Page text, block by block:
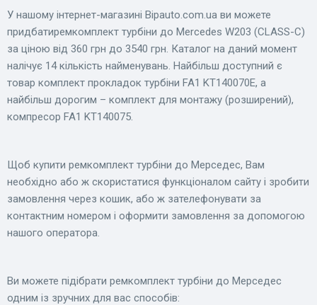
У нашому інтернет-магазині Bіpauto.com.ua ви можете
придбатиремкомплект турбіни до Mercedes W203 (CLASS-C)
за ціною від 360 грн до 3540 грн. Каталог на даний момент
налічує 14 кількість найменувань. Найбільш доступний є
товар комплект прокладок турбіни FA1 KT140070E, а
найбільш дорогим – комплект для монтажу (розширений),
компресор FA1 KT140075.
Щоб купити ремкомплект турбіни до Мерседес, Вам
необхідно або ж скористатися функціоналом сайту і зробити
замовлення через кошик, або ж зателефонувати за
контактним номером і оформити замовлення за допомогою
нашого оператора.
Ви можете підібрати ремкомплект турбіни до Мерседес
одним із зручних для вас способів: